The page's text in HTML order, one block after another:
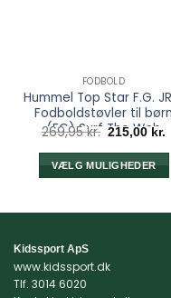
FODBOLD
Hummel Top Star F.G.
Fodboldstøvler til børn
(FG) Surf The Web
269,95kr. Den
oprindelige
pris
var:
269,95 kr..
215,00 kr.
VÆLG MULIGHEDER
varianter.
Kidssport ApS
www.kidssport.dk
Tlf. 3014 6020